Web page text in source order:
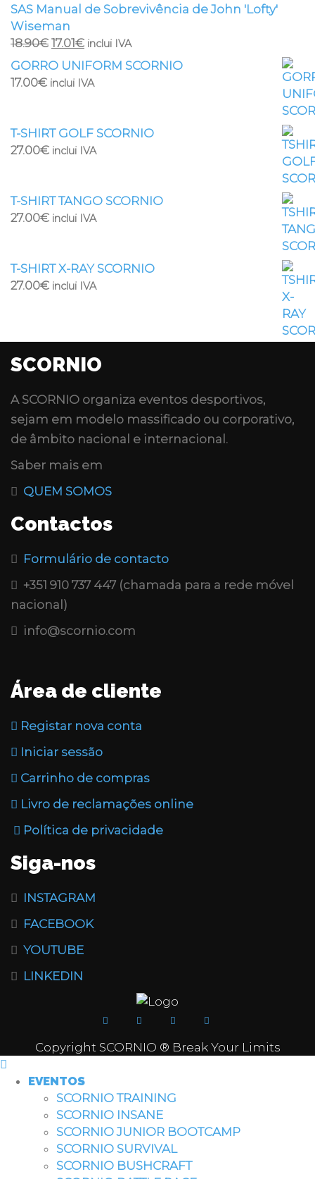
SAS Manual de Sobrevivência de John 'Lofty'
Wiseman
18.90€ 17.01€ inclui IVA
GORRO UNIFORM SCORNIO
17.00€ inclui IVA
T-SHIRT GOLF SCORNIO
27.00€ inclui IVA
T-SHIRT TANGO SCORNIO
27.00€ inclui IVA
T-SHIRT X-RAY SCORNIO
27.00€ inclui IVA
SCORNIO
A SCORNIO organiza eventos desportivos,
sejam em modelo massificado ou corporativo,
de âmbito nacional e internacional.
Saber mais em
QUEM SOMOS
Contactos
Formulário de contacto
+351 910 737 447 (chamada para a rede móvel
nacional)
info@scornio.com
Área de cliente
Registar nova conta
Iniciar sessão
Carrinho de compras
Livro de reclamações online
Política de privacidade
Siga-nos
INSTAGRAM
FACEBOOK
YOUTUBE
LINKEDIN
Copyright SCORNIO ® Break Your Limits
EVENTOS
SCORNIO TRAINING
SCORNIO INSANE
SCORNIO JUNIOR BOOTCAMP
SCORNIO SURVIVAL
SCORNIO BUSHCRAFT